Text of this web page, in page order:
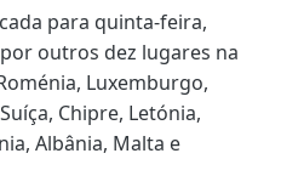
para quinta-feira,
outros dez lugares na
Luxemburgo,
Chipre, Letónia,
Albânia, Malta e